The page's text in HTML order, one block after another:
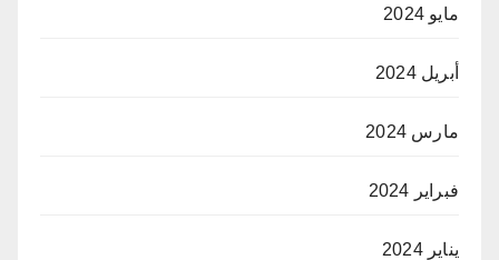
مايو 2024
أبريل 2024
مارس 2024
فبراير 2024
يناير 2024